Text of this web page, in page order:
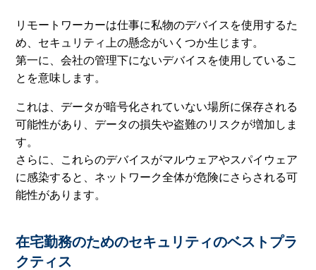
リモートワーカーは仕事に私物のデバイスを使用するた
め、セキュリティ上の懸念がいくつか生じます。
第一に、会社の管理下にないデバイスを使用しているこ
とを意味します。
これは、データが暗号化されていない場所に保存される
可能性があり、データの損失や盗難のリスクが増加しま
す。
さらに、これらのデバイスがマルウェアやスパイウェア
に感染すると、ネットワーク全体が危険にさらされる可
能性があります。
在宅勤務のためのセキュリティのベストプラ
クティス